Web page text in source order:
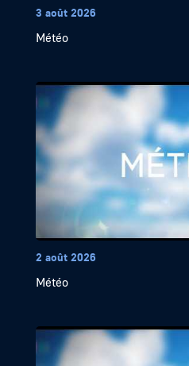
3 août 2026
Météo
2 août 2026
Météo